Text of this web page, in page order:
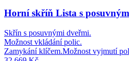
Horní skříň Lista s
Skřín s posuvnými dveřmi.
Možnost vkládání polic.
Zamykání klíčem.Možnost vyjmutí